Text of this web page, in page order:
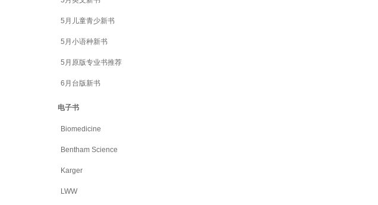
5月儿童青少新书
5月小语种新书
5月原版专业书推荐
6月台版新书
电子书
Biomedicine
Bentham Science
Karger
LWW